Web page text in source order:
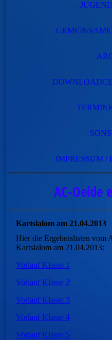
IMPRESSUM /
AC-Oelde
Kartslalom am 21.04.2013
Hier die Ergebnislisten vom
Kartslalom am 21.04.2013:
Vorlauf Klasse 1
Vorlauf Klasse 2
Vorlauf Klasse 3
Vorlauf Klasse 4
Vorlauf Klasse 5